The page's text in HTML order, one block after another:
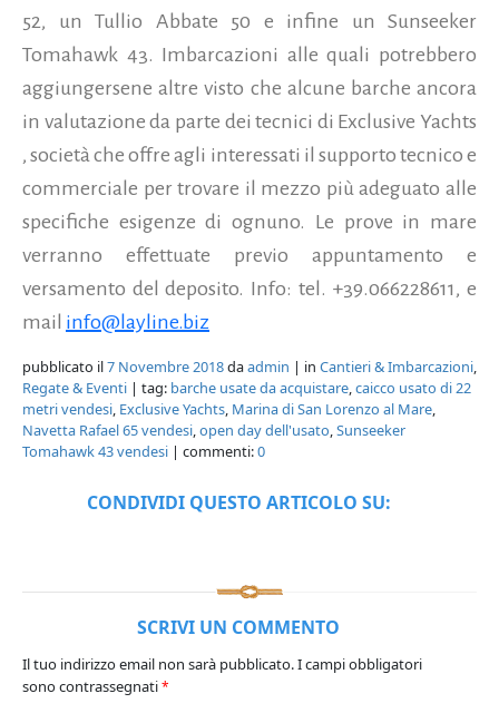
52, un Tullio Abbate 50 e infine un Sunseeker
Tomahawk 43. Imbarcazioni alle quali potrebbero
aggiungersene altre visto che alcune barche ancora
in valutazione da parte dei tecnici di Exclusive Yachts
, società che offre agli interessati il supporto tecnico e
commerciale per trovare il mezzo più adeguato alle
specifiche esigenze di ognuno. Le prove in mare
verranno effettuate previo appuntamento e
versamento del deposito. Info: tel. +39.066228611, e
mail info@layline.biz
pubblicato il7 Novembre 2018daadmin | in Cantieri & Imbarcazioni,
Regate & Eventi | tag: barche usate da acquistare,caicco usato di 22
metri vendesi, Exclusive Yachts, Marina di San Lorenzo al Mare,
Navetta Rafael 65 vendesi,open day dell'usato,Sunseeker
Tomahawk 43 vendesi | commenti:0
CONDIVIDI QUESTO ARTICOLO SU:
SCRIVI UN COMMENTO
Il tuo indirizzo email non sarà pubblicato.I campi obbligatori
sono contrassegnati*